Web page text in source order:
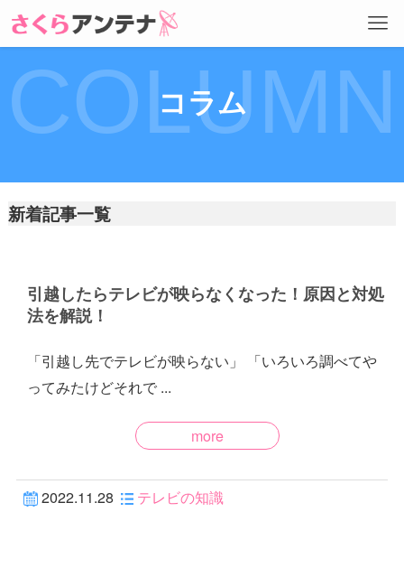
コラム
COLUMN
新着記事一覧
引越したらテレビが映らなくなった！原因と対処
法を解説！
「引越し先でテレビが映らない」 「いろいろ調べてや
ってみたけどそれで ...
more
2022.11.28 テレビの知識